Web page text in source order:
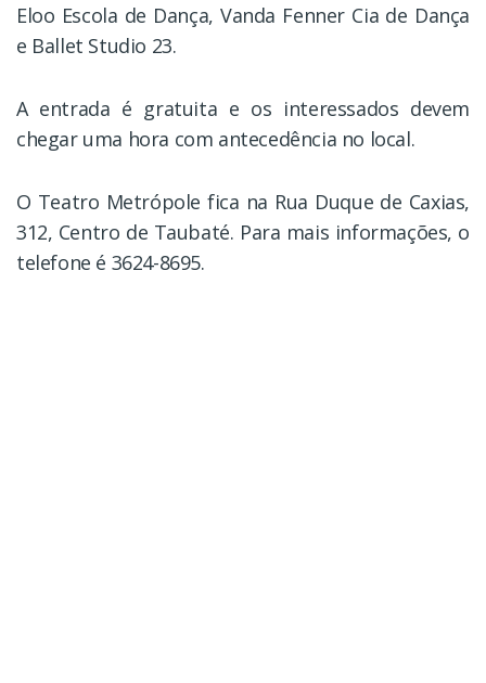
Eloo Escola de Dança, Vanda Fenner Cia de Dança
e Ballet Studio 23.
A entrada é gratuita e os interessados devem
chegar uma hora com antecedência no local.
O Teatro Metrópole fica na Rua Duque de Caxias,
312, Centro de Taubaté. Para mais informações, o
telefone é 3624-8695.